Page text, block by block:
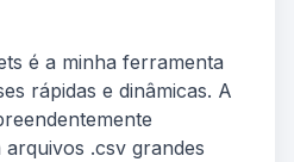
é a minha ferramenta
rápidas e dinâmicas. A
.csv grandes